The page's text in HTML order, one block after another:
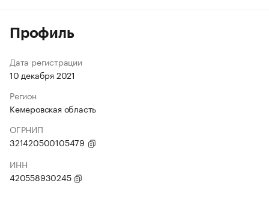
Профиль
Дата регистрации
10 декабря 2021
Регион
Кемеровская область
ОГРНИП
321420500105479
ИНН
420558930245